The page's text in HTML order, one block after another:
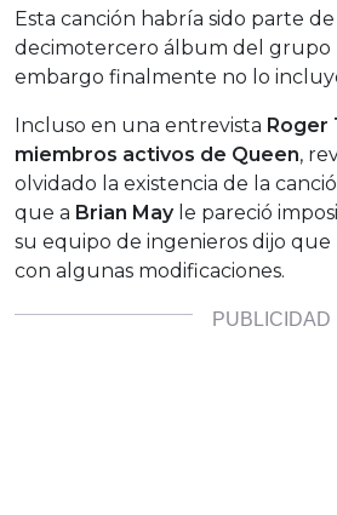
Esta canción habría sido parte de
decimotercero álbum del grupo
embargo finalmente no lo
Incluso en una entrevista Roger
miembros activos de Queen,
olvidado la existencia de la
que a Brian Mayle pareció
su equipo de ingenieros dijo
con algunas modificaciones.